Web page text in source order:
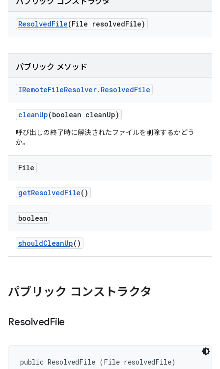
ResolvedFile(File resolvedFile)
パブリック メソッド
IRemoteFileResolver. ResolvedFile
cleanUp(boolean cleanUp)
呼び出しの終了時に解決されたファイルを削除するかどう
か。
File
getResolvedFile()
boolean
shouldCleanUp()
パブリック コンストラクタ
ResolvedFile
public ResolvedFile (File resolvedFile)